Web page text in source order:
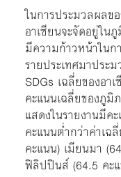
ในการประมวลผลข
อาเซียนจะจัดอยู่ใน
มีความก้าวหน้าในก
รายประเทศมาประ
SDGs เฉลี่ยของอา
คะแนนเฉลี่ยของภูมิ
แสดงในรายงานมีค
คะแนนต่ำกว่าค่าเฉ
คะแนน) เมียนมา
ฟิลิปปินส์ (64.5 คะ